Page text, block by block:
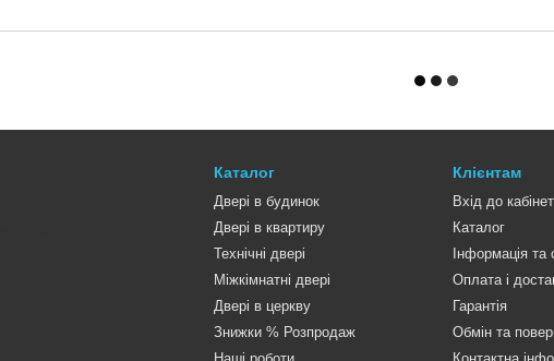
Каталог
Двері в будинок
Двері в квартиру
Технічні двері
Міжкімнатні двері
Двері в церкву
Знижки % Розпродаж
Клієнтам
Вхід до
Каталог
Інформація та
Оплата і
Гарантія
Обмін та